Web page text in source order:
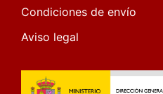
Condiciones de envío
Aviso legal